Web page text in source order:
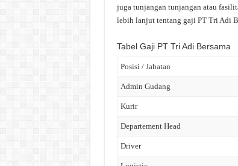
juga tunjangan tunjangan atau
lebih lanjut tentang gaji PT Tri Adi
Tabel Gaji PT Tri Adi Bersama
Posisi / Jabatan
Admin Gudang
Kurir
Departement Head
Driver